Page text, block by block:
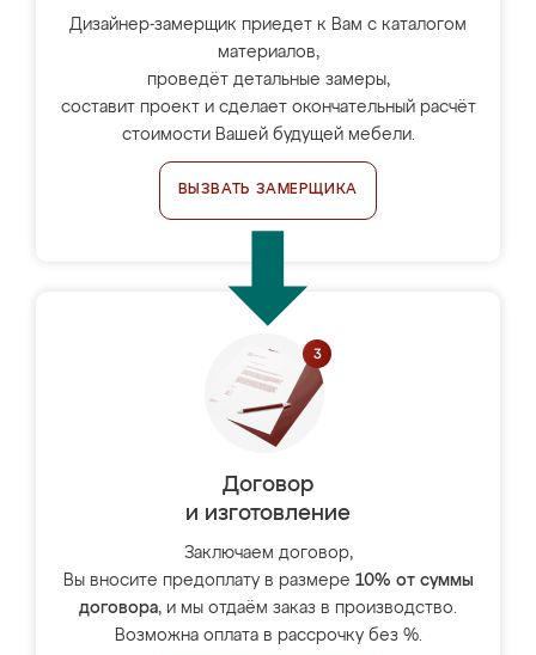
Дизайнер-замерщик приедет к Вам с каталогом
материалов,
проведёт детальные замеры,
составит проект и сделает окончательный расчёт
стоимости Вашей будущей мебели.
ВЫЗВАТЬ ЗАМЕРЩИКА
Договор
и изготовление
Заключаем договор,
Вы вносите предоплату в размере 10% от суммы
договора, и мы отдаём заказ в производство.
Возможна оплата в рассрочку без %.